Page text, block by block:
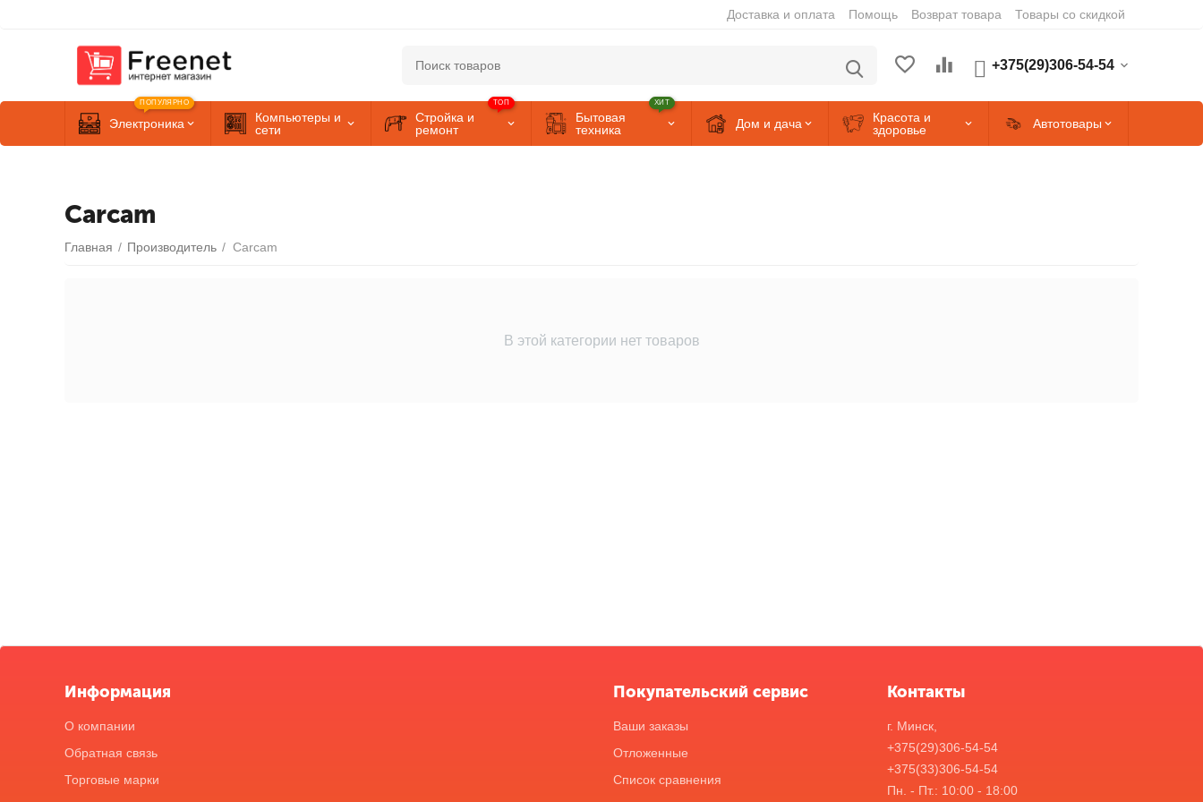
Доставка и оплата Помощь Возврат товара Товары со скидкой
+375(29)306-54-54
Электроника
ПОПУЛЯРНО
Компьютеры и
сети
Стройка и
ремонт
ТОП
Бытовая
техника
ХИТ
Дом и дача
Красота и
здоровье
Автотовары
Carcam
Главная / Производитель / Carcam
В этой категории нет товаров
Информация
О компании
Обратная связь
Торговые марки
Покупательский сервис
Ваши заказы
Отложенные
Список сравнения
Контакты
г. Минск,
+375(29)306-54-54
+375(33)306-54-54
Пн. - Пт.: 10:00 - 18:00